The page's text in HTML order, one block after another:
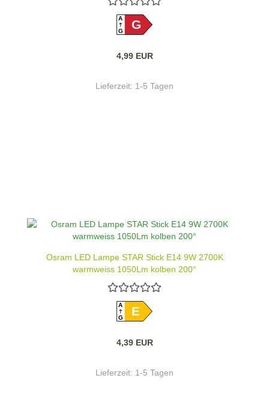
A
GG
4,99 EUR
Lieferzeit: 1-5 Tagen
Osram LED Lampe STAR Stick E14 9W 2700K
warmweiss 1050Lm kolben 200°
A
GE
4,39 EUR
Lieferzeit: 1-5 Tagen